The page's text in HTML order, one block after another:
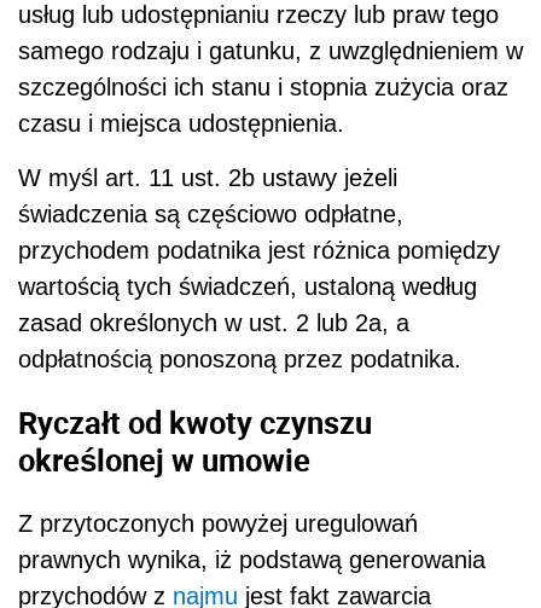
usług lub udostępnianiu rzeczy lub praw tego
samego rodzaju i gatunku, z uwzględnieniem w
szczególności ich stanu i stopnia zużycia oraz
czasu i miejsca udostępnienia.
W myśl art. 11 ust. 2b ustawy jeżeli
świadczenia są częściowo odpłatne,
przychodem podatnika jest różnica pomiędzy
wartością tych świadczeń, ustaloną według
zasad określonych w ust. 2 lub 2a, a
odpłatnością ponoszoną przez podatnika.
Ryczałt od kwoty czynszu
określonej w umowie
Z przytoczonych powyżej uregulowań
prawnych wynika, iż podstawą generowania
przychodów z najmu jest fakt zawarcia